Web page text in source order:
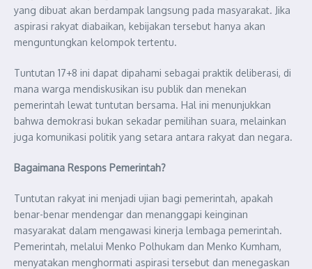
yang dibuat akan berdampak langsung pada masyarakat. Jika
aspirasi rakyat diabaikan, kebijakan tersebut hanya akan
menguntungkan kelompok tertentu.
Tuntutan 17+8 ini dapat dipahami sebagai praktik deliberasi, di
mana warga mendiskusikan isu publik dan menekan
pemerintah lewat tuntutan bersama. Hal ini menunjukkan
bahwa demokrasi bukan sekadar pemilihan suara, melainkan
juga komunikasi politik yang setara antara rakyat dan negara.
Bagaimana Respons Pemerintah?
Tuntutan rakyat ini menjadi ujian bagi pemerintah, apakah
benar-benar mendengar dan menanggapi keinginan
masyarakat dalam mengawasi kinerja lembaga pemerintah.
Pemerintah, melalui Menko Polhukam dan Menko Kumham,
menyatakan menghormati aspirasi tersebut dan menegaskan